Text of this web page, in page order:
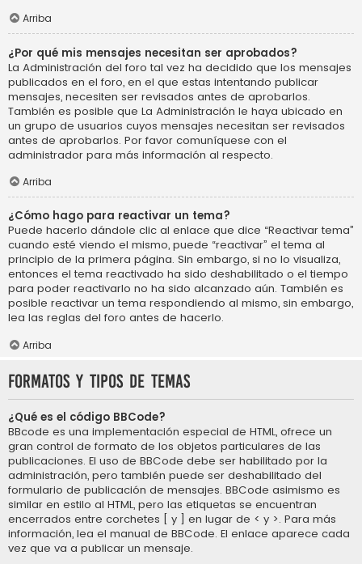
Arriba
¿Por qué mis mensajes necesitan ser aprobados?
La Administración del foro tal vez ha decidido que los mensajes
publicados en el foro, en el que estas intentando publicar
mensajes, necesiten ser revisados antes de aprobarlos.
También es posible que La Administración le haya ubicado en
un grupo de usuarios cuyos mensajes necesitan ser revisados
antes de aprobarlos. Por favor comuníquese con el
administrador para más información al respecto.
Arriba
¿Cómo hago para reactivar un tema?
Puede hacerlo dándole clic al enlace que dice “Reactivar tema”
cuando esté viendo el mismo, puede “reactivar” el tema al
principio de la primera página. Sin embargo, si no lo visualiza,
entonces el tema reactivado ha sido deshabilitado o el tiempo
para poder reactivarlo no ha sido alcanzado aún. También es
posible reactivar un tema respondiendo al mismo, sin embargo,
lea las reglas del foro antes de hacerlo.
Arriba
Formatos y tipos de temas
¿Qué es el código BBCode?
BBcode es una implementación especial de HTML, ofrece un
gran control de formato de los objetos particulares de las
publicaciones. El uso de BBCode debe ser habilitado por la
administración, pero también puede ser deshabilitado del
formulario de publicación de mensajes. BBCode asimismo es
similar en estilo al HTML, pero las etiquetas se encuentran
encerrados entre corchetes [ y ] en lugar de < y >. Para más
información, lea el manual de BBCode. El enlace aparece cada
vez que va a publicar un mensaje.